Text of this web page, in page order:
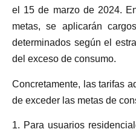
el 15 de marzo de 2024.
metas, se aplicarán
determinados según el
del exceso de consumo.
Concretamente, las tarifas
de exceder las metas de
1. Para usuarios